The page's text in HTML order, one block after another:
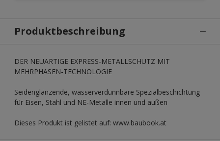
Produktbeschreibung
DER NEUARTIGE EXPRESS-METALLSCHUTZ MIT
MEHRPHASEN-TECHNOLOGIE
Seidenglänzende, wasserverdünnbare Spezialbeschichtung
für Eisen, Stahl und NE-Metalle innen und außen
Dieses Produkt ist gelistet auf: www.baubook.at